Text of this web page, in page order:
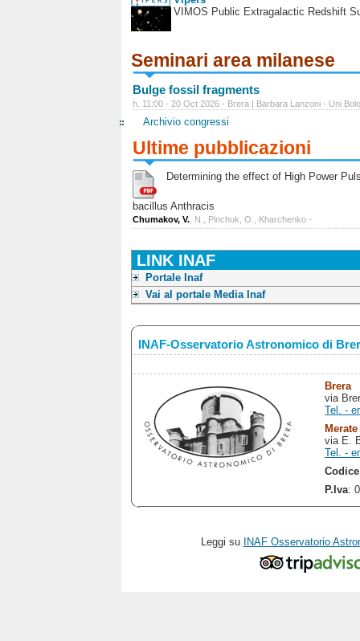
VIMOS Public Extragalactic Redshift
Seminari area milanese
Bulge fossil fragments
h. 11:00 - 20 Oct 2026 - Brera | Barbara Lanzoni - Uni
Archivio congressi
Ultime pubblicazioni
Determining the effect of High Power
bacillus Anthracis
Chumakov, V. , N., Pinchuk, O., Kharchenko -
LINK INAF
Portale Inaf
Vai al portale Media Inaf
INAF-Osservatorio Astronomico di
Brera
via
Tel. -
Merate
via E.
Tel. -
P.Iva:
Leggi su INAF Osservatorio